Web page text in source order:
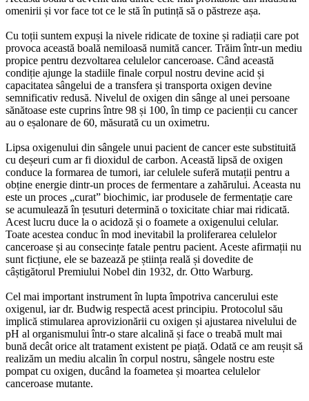
omenirii și vor face tot ce le stă în putință să o păstreze așa.
Cu toții suntem expuși la nivele ridicate de toxine și radiații care pot
provoca această boală nemiloasă numită cancer. Trăim într-un mediu
propice pentru dezvoltarea celulelor canceroase. Când această
condiție ajunge la stadiile finale corpul nostru devine acid și
capacitatea sângelui de a transfera și transporta oxigen devine
semnificativ redusă. Nivelul de oxigen din sânge al unei persoane
sănătoase este cuprins între 98 și 100, în timp ce pacienții cu cancer
au o eșalonare de 60, măsurată cu un oximetru.
Lipsa oxigenului din sângele unui pacient de cancer este substituită
cu deșeuri cum ar fi dioxidul de carbon. Această lipsă de oxigen
conduce la formarea de tumori, iar celulele suferă mutații pentru a
obține energie dintr-un proces de fermentare a zahărului. Aceasta nu
este un proces „curat” biochimic, iar produsele de fermentație care
se acumulează în țesuturi determină o toxicitate chiar mai ridicată.
Acest lucru duce la o acidoză și o foamete a oxigenului celular.
Toate acestea conduc în mod inevitabil la proliferarea celulelor
canceroase și au consecințe fatale pentru pacient. Aceste afirmații nu
sunt ficțiune, ele se bazează pe știința reală și dovedite de
câștigătorul Premiului Nobel din 1932, dr. Otto Warburg.
Cel mai important instrument în lupta împotriva cancerului este
oxigenul, iar dr. Budwig respectă acest principiu. Protocolul său
implică stimularea aprovizionării cu oxigen și ajustarea nivelului de
pH al organismului într-o stare alcalină și face o treabă mult mai
bună decât orice alt tratament existent pe piață. Odată ce am reușit să
realizăm un mediu alcalin în corpul nostru, sângele nostru este
pompat cu oxigen, ducând la foametea și moartea celulelor
canceroase mutante.